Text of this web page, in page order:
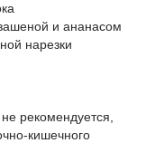
и ананасом
нарезки
рекомендуется,
кишечного